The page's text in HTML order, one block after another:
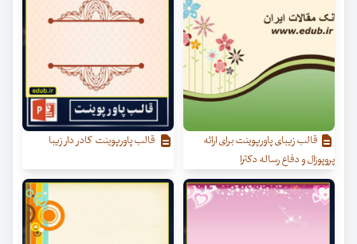
قالب زیبای پاورپوینت برای ارائه
پروپوزال و دفاع رساله دکترا
قالب پاورپوینت کادر دار زیبا